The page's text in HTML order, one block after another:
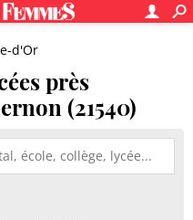
d'Or
près
(21540)